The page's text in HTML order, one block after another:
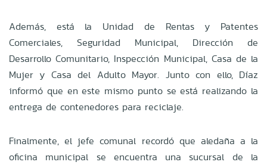
Además, está la Unidad de Rentas y Patentes
Comerciales, Seguridad Municipal, Dirección de
Desarrollo Comunitario, Inspección Municipal, Casa de la
Mujer y Casa del Adulto Mayor. Junto con ello, Díaz
informó que en este mismo punto se está realizando la
entrega de contenedores para reciclaje.
Finalmente, el jefe comunal recordó que aledaña a la
oficina municipal se encuentra una sucursal de la